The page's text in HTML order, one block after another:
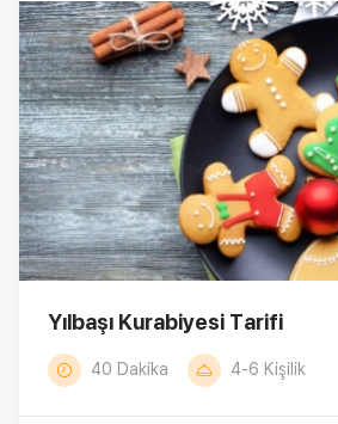
Yılbaşı Kurabiyesi Tarifi
40 Dakika 4-6 Kişilik